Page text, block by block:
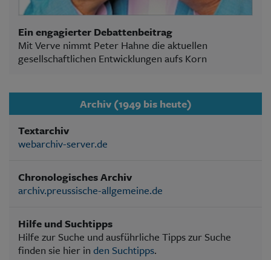
Ein engagierter Debattenbeitrag
Mit Verve nimmt Peter Hahne die aktuellen
gesellschaftlichen Entwicklungen aufs Korn
Archiv (1949 bis heute)
Textarchiv
webarchiv-server.de
Chronologisches Archiv
archiv.preussische-allgemeine.de
Hilfe und Suchtipps
Hilfe zur Suche und ausführliche Tipps zur Suche
finden sie hier in den Suchtipps.